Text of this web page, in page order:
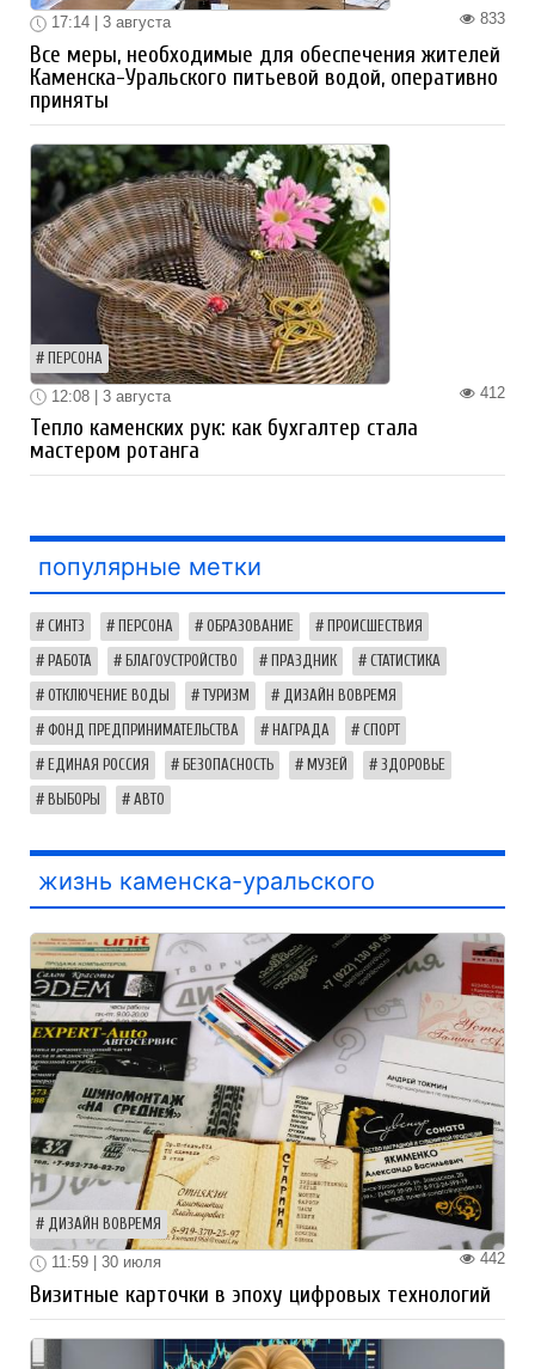
833
17:14 | 3 августа
Все меры, необходимые для обеспечения жителей
Каменска-Уральского питьевой водой, оперативно
приняты
ПЕРСОНА
412
12:08 | 3 августа
Тепло каменских рук: как бухгалтер стала
мастером ротанга
популярные метки
СИНТЗ ПЕРСОНА ОБРАЗОВАНИЕ ПРОИСШЕСТВИЯ
РАБОТА БЛАГОУСТРОЙСТВО ПРАЗДНИК СТАТИСТИКА
ОТКЛЮЧЕНИЕ ВОДЫ ТУРИЗМ ДИЗАЙН ВОВРЕМЯ
ФОНД ПРЕДПРИНИМАТЕЛЬСТВА НАГРАДА СПОРТ
ЕДИНАЯ РОССИЯ БЕЗОПАСНОСТЬ МУЗЕЙ ЗДОРОВЬЕ
ВЫБОРЫ АВТО
жизнь каменска-уральского
ДИЗАЙН ВОВРЕМЯ
442
11:59 | 30 июля
Визитные карточки в эпоху цифровых технологий